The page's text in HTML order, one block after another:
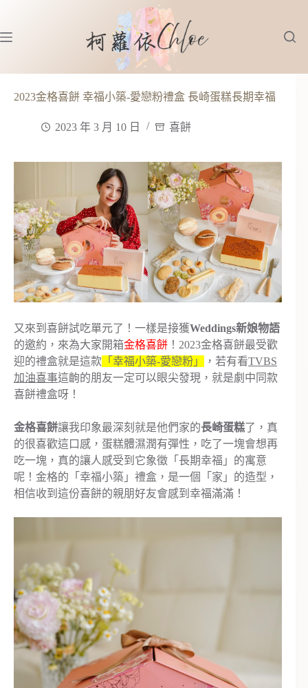
主
內
2023金格喜餅 幸福小築-愛戀粉禮盒 長崎蛋糕長期幸福
2023 年 3 月 10 日 喜餅
又來到喜餅試吃單元了！一樣是接獲Weddings新娘物語
的邀約，來為大家開箱金格喜餅 ！2023金格喜餅最受歡
迎的禮盒就是這款 「幸福小築-愛戀粉」 ，若有看TVBS
加油喜事這齣的朋友一定可以眼尖發現，就是劇中同款
喜餅禮盒呀！
金格喜餅讓我印象最深刻就是他們家的長崎蛋糕了，真
的很喜歡這口感，蛋糕體濕潤有彈性，吃了一塊會想再
吃一塊，真的讓人感受到它象徵「長期幸福」的寓意
呢！金格的「幸福小築」禮盒，是一個「家」的造型，
相信收到這份喜餅的親朋好友會感到幸福滿滿！